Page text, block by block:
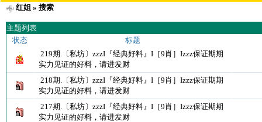
红姐» 搜索
主题列表
状态
标题
219期.〔私坊〕zzzI『经典好料』I［9肖］Izzz保证期期
实力见证的好料，请进发财
218期.〔私坊〕zzzI『经典好料』I［9肖］Izzz保证期期
实力见证的好料，请进发财
217期.〔私坊〕zzzI『经典好料』I［9肖］Izzz保证期期
实力见证的好料，请进发财